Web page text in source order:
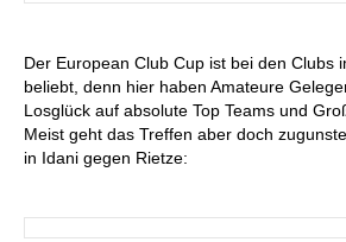
Der European Club Cup ist bei den Clubs
beliebt, denn hier haben Amateure
Losglück auf absolute Top Teams und
Meist geht das Treffen aber doch
in Idani gegen Rietze: